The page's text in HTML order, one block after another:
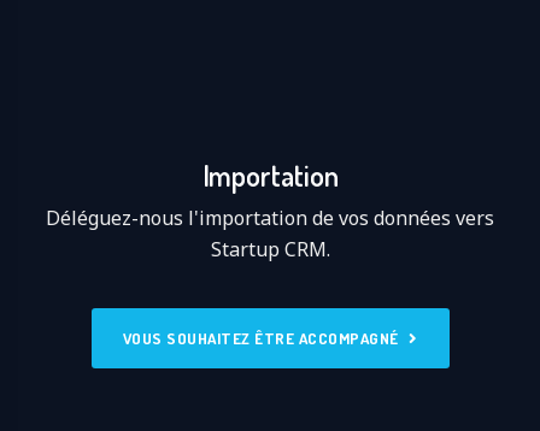
Importation
Déléguez-nous l'importation de vos données vers
Startup CRM.
VOUS SOUHAITEZ ÊTRE ACCOMPAGNÉ